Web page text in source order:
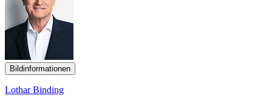
Bildinformationen
Lothar Binding